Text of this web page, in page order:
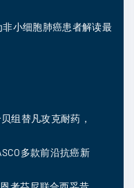
小细胞肺癌患者解读最
组替凡攻克耐药，
多款前沿抗癌新